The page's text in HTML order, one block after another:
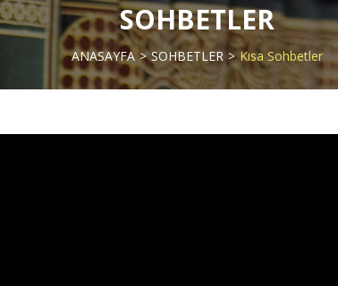
SOHBETLER
ANASAYFA SOHBETLER Kısa Sohbetler